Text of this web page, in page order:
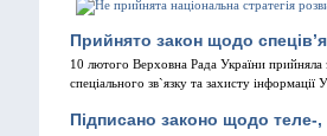
Прийнято закон щодо
10 лютого Верховна Рада України
спецiального зв`язку та захисту iнформацiї
Підписано законо щодо теле-